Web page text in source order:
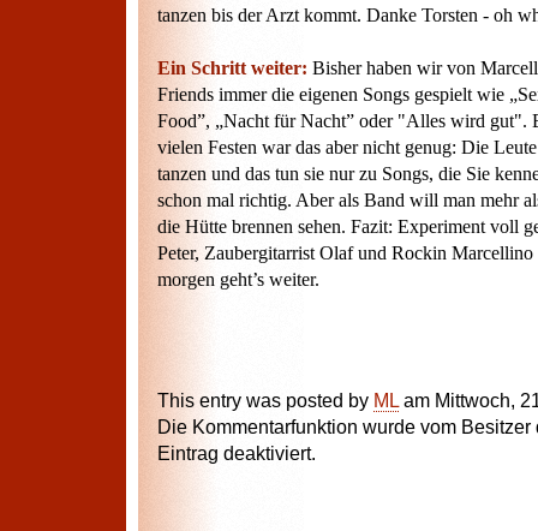
tanzen bis der Arzt kommt. Danke Torsten - oh
Ein Schritt weiter: Bisher haben wir von
Friends immer die eigenen Songs gespielt wie
Food”, „Nacht für Nacht” oder "Alles wird gut".
vielen Festen war das aber nicht genug: Die
tanzen und das tun sie nur zu Songs, die Sie
schon mal richtig. Aber als Band will man mehr
die Hütte brennen sehen. Fazit: Experiment voll
Peter, Zaubergitarrist Olaf und Rockin
morgen geht’s weiter.
This entry was posted by ML am Mittwoch,
Die Kommentarfunktion wurde vom
Eintrag deaktiviert.